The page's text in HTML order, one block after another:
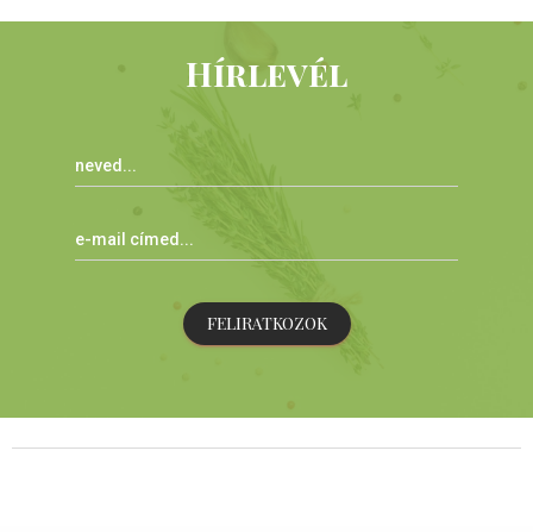
Hírlevél
FELIRATKOZOK